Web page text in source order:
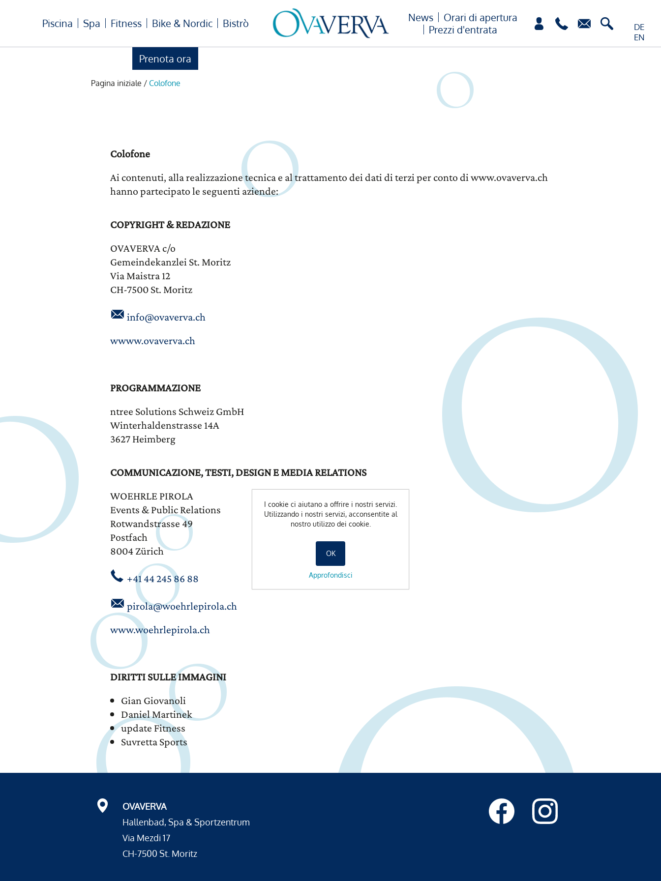
Prenota ora
DE
EN
Piscina Spa Fitness Bike & Nordic Bistrò News
Orari di apertura
Prezzi d'entrata
Pagina iniziale / Colofone
Colofone
Ai contenuti, alla realizzazione tecnica e al trattamento dei dati di terzi per conto di www.ovaverva.ch
hanno partecipato le seguenti aziende:
COPYRIGHT & REDAZIONE
OVAVERVA c/o
Gemeindekanzlei St. Moritz
Via Maistra 12
CH-7500 St. Moritz
info@ovaverva.ch
wwww.ovaverva.ch
PROGRAMMAZIONE
ntree Solutions Schweiz GmbH
Winterhaldenstrasse 14A
3627 Heimberg
COMMUNICAZIONE, TESTI, DESIGN E MEDIA RELATIONS
WOEHRLE PIROLA
Events & Public Relations
Rotwandstrasse 49
Postfach
8004 Zürich
+41 44 245 86 88
pirola@woehrlepirola.ch
www.woehrlepirola.ch
DIRITTI SULLE IMMAGINI
Gian Giovanoli
Daniel Martinek
update Fitness
Suvretta Sports
OVAVERVA
Hallenbad, Spa & Sportzentrum
Via Mezdi 17
CH-7500 St. Moritz
I cookie ci aiutano a offrire i nostri servizi.
Utilizzando i nostri servizi, acconsentite al
nostro utilizzo dei cookie.
OK
Approfondisci